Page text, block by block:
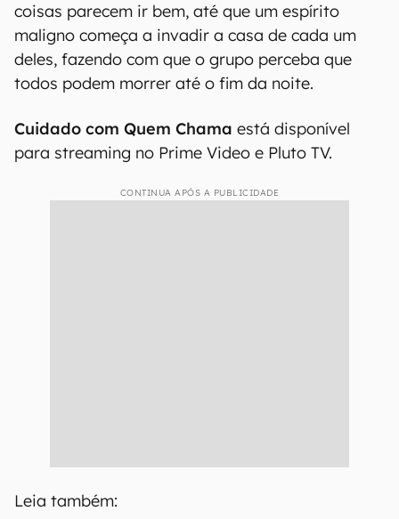
coisas parecem ir bem, até que um espírito
maligno começa a invadir a casa de cada um
deles, fazendo com que o grupo perceba que
todos podem morrer até o fim da noite.
Cuidado com Quem Chama está disponível
para streaming no Prime Video e Pluto TV.
CONTINUA APÓS A PUBLICIDADE
Leia também: